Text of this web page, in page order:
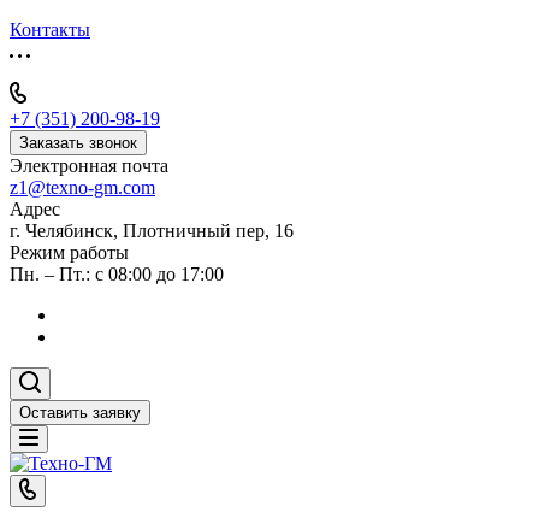
Контакты
+7 (351) 200-98-19
Заказать звонок
Электронная почта
z1@texno-gm.com
Адрес
г. Челябинск, Плотничный пер, 16
Режим работы
Пн. – Пт.: с 08:00 до 17:00
Оставить заявку